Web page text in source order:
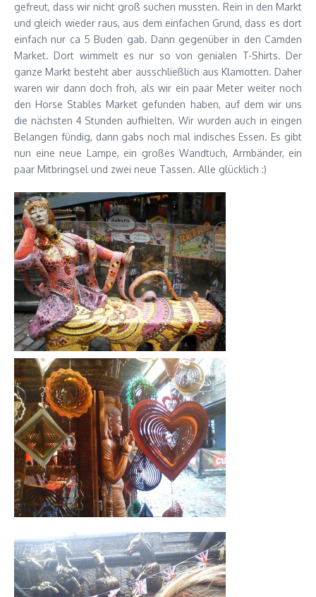
gefreut, dass wir nicht groß suchen mussten. Rein in den Markt
und gleich wieder raus, aus dem einfachen Grund, dass es dort
einfach nur ca 5 Buden gab. Dann gegenüber in den Camden
Market. Dort wimmelt es nur so von genialen T-Shirts. Der
ganze Markt besteht aber ausschließlich aus Klamotten. Daher
waren wir dann doch froh, als wir ein paar Meter weiter noch
den Horse Stables Market gefunden haben, auf dem wir uns
die nächsten 4 Stunden aufhielten. Wir wurden auch in eingen
Belangen fündig, dann gabs noch mal indisches Essen. Es gibt
nun eine neue Lampe, ein großes Wandtuch, Armbänder, ein
paar Mitbringsel und zwei neue Tassen. Alle glücklich :)